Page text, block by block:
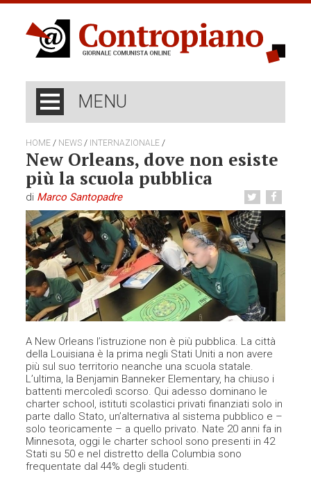
MENU
HOME / NEWS / INTERNAZIONALE /
New Orleans, dove non esiste
più la scuola pubblica
di Marco Santopadre
A New Orleans l’istruzione non è più pubblica. La città
della Louisiana è la prima negli Stati Uniti a non avere
più sul suo territorio neanche una scuola statale.
L’ultima, la Benjamin Banneker Elementary, ha chiuso i
battenti mercoledì scorso. Qui adesso dominano le
charter school, istituti scolastici privati finanziati solo in
parte dallo Stato, un’alternativa al sistema pubblico e –
solo teoricamente – a quello privato. Nate 20 anni fa in
Minnesota, oggi le charter school sono presenti in 42
Stati su 50 e nel distretto della Columbia sono
frequentate dal 44% degli studenti.